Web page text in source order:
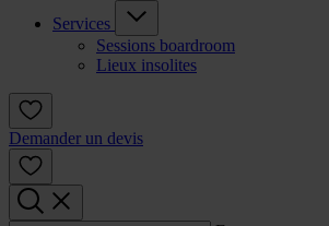
Services
Sessions boardroom
Lieux insolites
Demander un devis